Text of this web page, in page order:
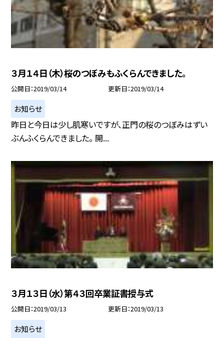
３月１４日（木）桜のつぼみもふくらんできました。
公開日 2019/03/14 更新日 2019/03/14
お知らせ
昨日と今日は少し肌寒いですが、正門の桜のつぼみはずい
ぶんふくらんできました。 開...
３月１３日（水）第４３回卒業証書授与式
公開日 2019/03/13 更新日 2019/03/13
お知らせ